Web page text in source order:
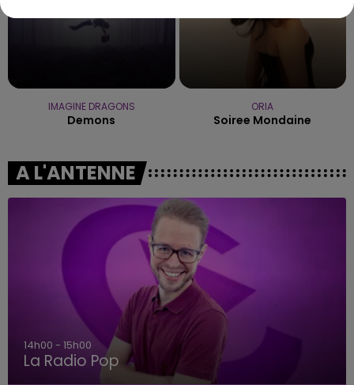
IMAGINE DRAGONS
Demons
ORIA
Soiree Mondaine
A L'ANTENNE
15h00 - 19h00
Le Club Champagne FM